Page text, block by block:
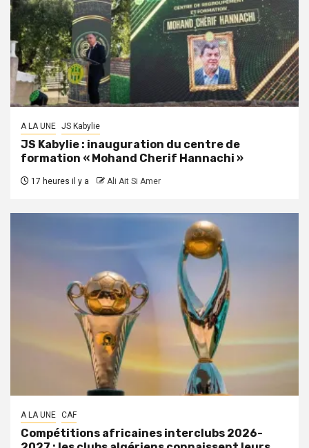
A LA UNE JS Kabylie
JS Kabylie : inauguration du centre de
formation « Mohand Cherif Hannachi »
17 heures il y a Ali Ait Si Amer
A LA UNE CAF
Compétitions africaines interclubs 2026-